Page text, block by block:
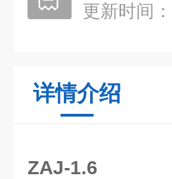
更新时间：
详情介绍
ZAJ-1.6